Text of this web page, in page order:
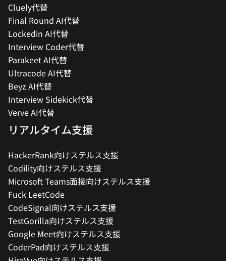
Cluely代替
Final Round AI代替
Lockedin AI代替
Interview Coder代替
Parakeet AI代替
Ultracode AI代替
Beyz AI代替
Interview Sidekick代替
Verve AI代替
リアルタイム支援
HackerRank向けステルス支援
Codility向けステルス支援
Microsoft Teams面接向けステルス支援
Fuck LeetCode
CodeSignal向けステルス支援
TestGorilla向けステルス支援
Google Meet向けステルス支援
CoderPad向けステルス支援